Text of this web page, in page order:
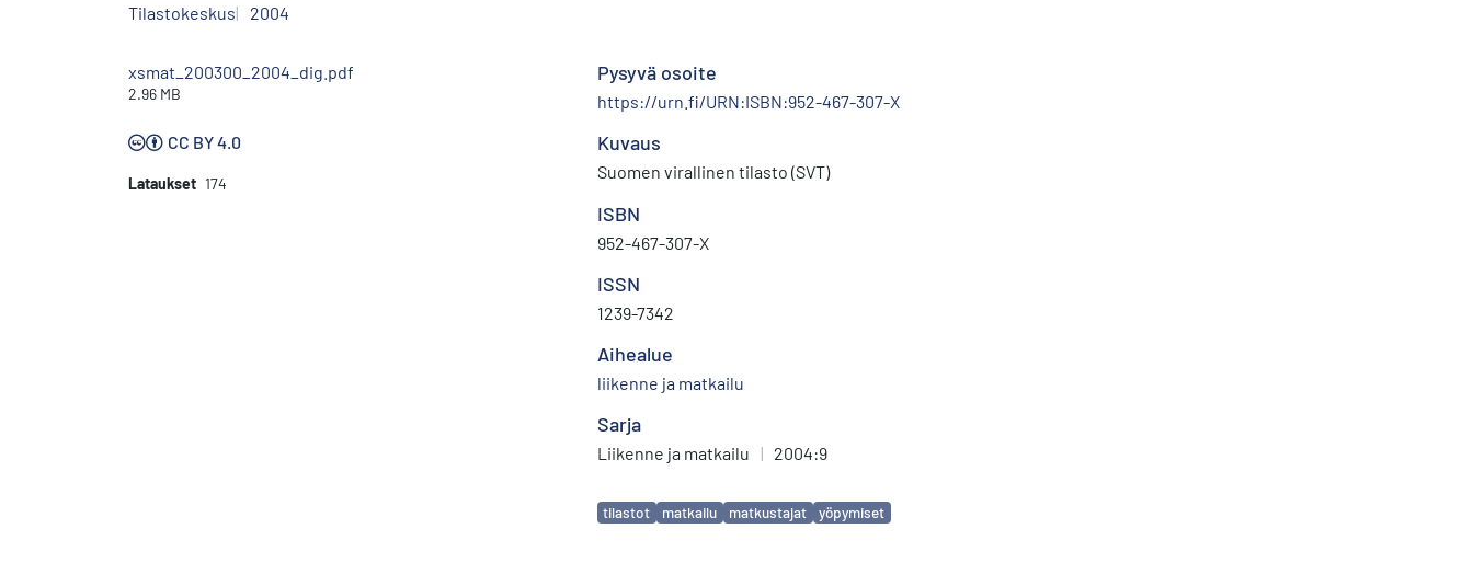
Tilastokeskus 2004
xsmat_200300_2004_dig.pdf
2.96 MB
CC BY 4.0
Lataukset 174
Pysyvä osoite
https://urn.fi/URN:ISBN:952-467-307-X
Kuvaus
Suomen virallinen tilasto (SVT)
ISBN
952-467-307-X
ISSN
1239-7342
Aihealue
liikenne ja matkailu
Sarja
Liikenne ja matkailu | 2004:9
Avainsanat
tilastot matkailu matkustajat yöpymiset